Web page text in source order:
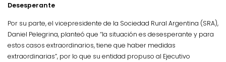
Desesperante
Por su parte, el vicepresidente de la Sociedad Rural Argentina (SRA),
Daniel Pelegrina, planteó que “la situación es desesperante y para
estos casos extraordinarios, tiene que haber medidas
extraordinarias”, por lo que su entidad propuso al Ejecutivo